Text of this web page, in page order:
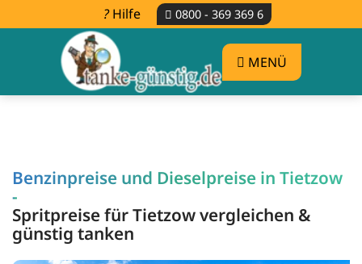
Hilfe 0800 - 369 369 6
MENÜ
Benzinpreise und Dieselpreise in Tietzow
-
Spritpreise für Tietzow vergleichen &
günstig tanken